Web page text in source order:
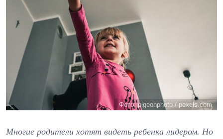
Фото: pigeonphoto / pexels.com
Многие родители хотят видеть ребенка лидером. Но